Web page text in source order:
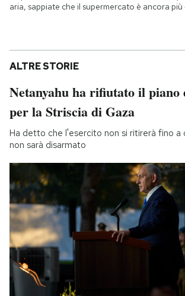
aria, sappiate che il supermercato è ancora
ALTRE STORIE
Netanyahu ha rifiutato il
per la Striscia di Gaza
Ha detto che l'esercito non si ritirerà fino a
non sarà disarmato